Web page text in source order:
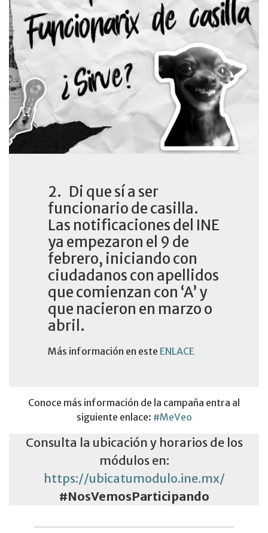
2. Di que sí a ser
funcionario de casilla.
Las notificaciones del INE
ya empezaron el 9 de
febrero, iniciando con
ciudadanos con apellidos
que comienzan con ‘A’ y
que nacieron en marzo o
abril.
Más información en este ENLACE
Conoce más información de la campaña entra al
siguiente enlace: #MeVeo
Consulta la ubicación y horarios de los
módulos en:
https://ubicatumodulo.ine.mx/
#NosVemosParticipando